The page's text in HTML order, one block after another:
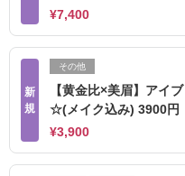
¥7,400
新
規
その他
【黄金比×美眉】アイ
☆(メイク込み) 3900円
¥3,900